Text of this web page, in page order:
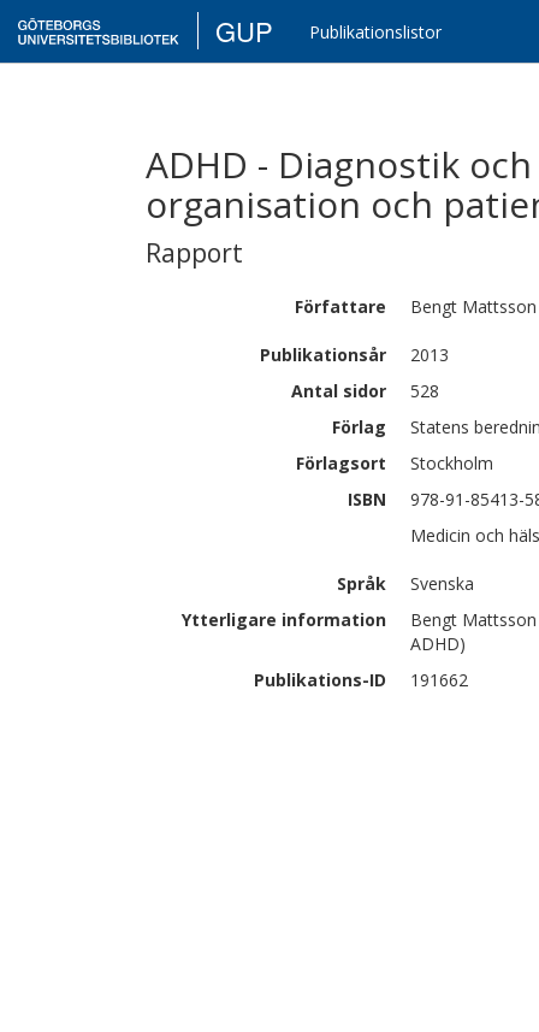
GUP Publikationslistor
ADHD - Diagnostik
organisation och
Rapport
Författare Bengt Mattsson
Publikationsår
2013
Antal sidor
528
Förlag
Statens
Förlagsort
Stockholm
ISBN
978-91-85413-
Medicin och
Språk
Svenska
Ytterligare information
Bengt
ADHD)
Publikations-ID
191662